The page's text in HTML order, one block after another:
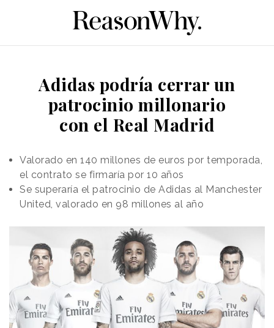
Adidas podría cerrar un
patrocinio millonario
con el Real Madrid
Valorado en 140 millones de euros por temporada,
el contrato se firmaría por 10 años
Se superaría el patrocinio de Adidas al Manchester
United, valorado en 98 millones al año